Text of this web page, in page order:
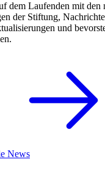
dem Laufenden mit den
der Stiftung,
und
News